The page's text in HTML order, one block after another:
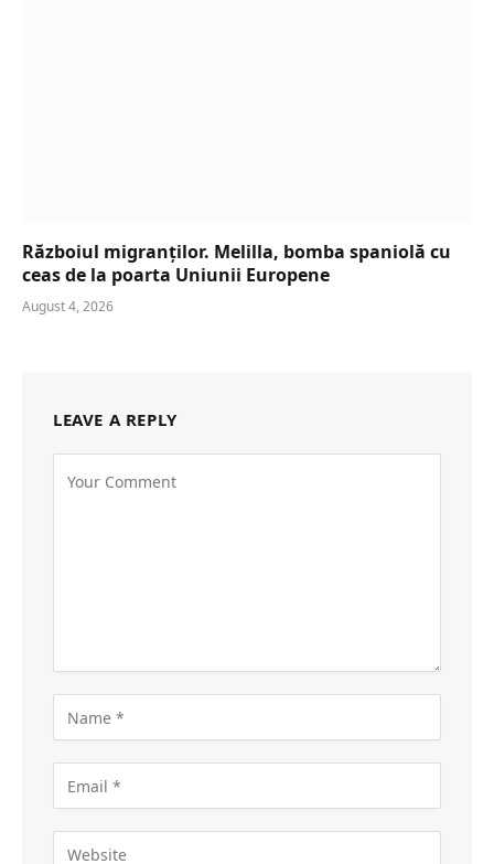
Războiul migranților. Melilla, bomba spaniolă cu
ceas de la poarta Uniunii Europene
August 4, 2026
LEAVE A REPLY